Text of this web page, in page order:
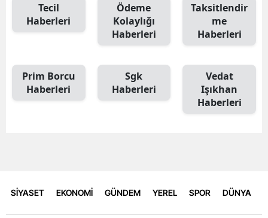
Tecil
Haberleri
Ödeme
Kolaylığı
Haberleri
Taksitlendir
me
Haberleri
Prim Borcu
Haberleri
Sgk
Haberleri
Vedat
Işıkhan
Haberleri
SİYASET EKONOMİ GÜNDEM YEREL SPOR DÜNYA